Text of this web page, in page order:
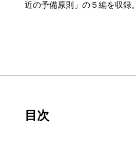
近の予備原則」の５編を収録。
目次